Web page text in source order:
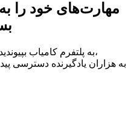
مهارت‌های خود را
به پلتفرم کامیاب بپیوندید، تخصص خود را به اشتراک بگذارید،
به هزاران یادگیرنده دسترسی